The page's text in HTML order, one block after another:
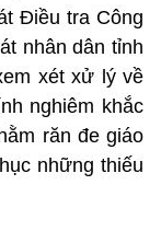
Điều tra Công
nhân dân tỉnh
xét xử lý về
nghiêm khắc
răn đe giáo
những thiếu